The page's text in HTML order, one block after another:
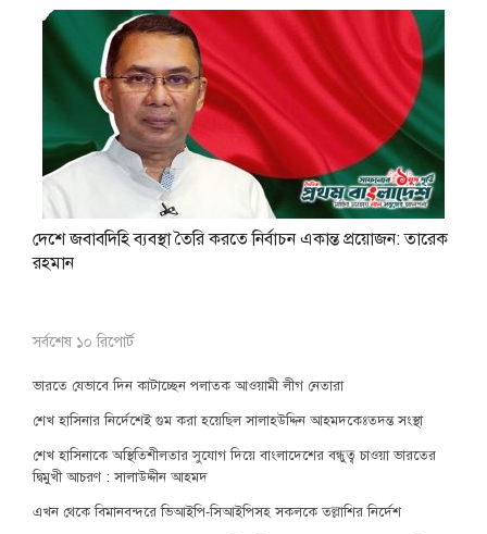
দেশে জবাবদিহি ব্যবস্থা তৈরি করতে নির্বাচন একান্ত প্রয়োজন: তারেক
রহমান
সর্বশেষ ১০ রিপোর্ট
ভারতে যেভাবে দিন কাটাচ্ছেন পলাতক আওয়ামী লীগ নেতারা
শেখ হাসিনার নির্দেশেই গুম করা হয়েছিল সালাহউদ্দিন আহমদকেঃতদন্ত সংস্থা
শেখ হাসিনাকে অস্থিতিশীলতার সুযোগ দিয়ে বাংলাদেশের বন্ধুত্ব চাওয়া ভারতের
দ্বিমুখী আচরণ : সালাউদ্দীন আহমদ
এখন থেকে বিমানবন্দরে ভিআইপি-সিআইপিসহ সকলকে তল্লাশির নির্দেশ